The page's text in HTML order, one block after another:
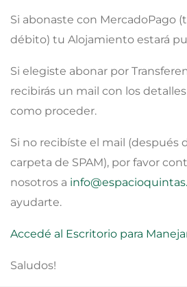
Si abonaste con MercadoPago
débito) tu Alojamiento estará
Si elegiste abonar por
recibirás un mail con los
como proceder.
Si no recibíste el mail (después
carpeta de SPAM), por favor
nosotros a
ayudarte.
Accedé al Escritorio para
Saludos!